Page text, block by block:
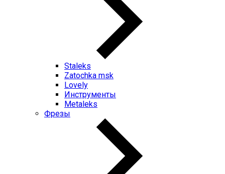
Staleks
Zatochka msk
Lovely
Инструменты
Metaleks
Фрезы